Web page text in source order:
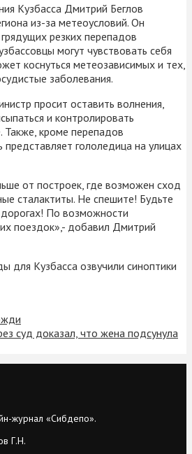
Кузбасса Дмитрий Беглов
из-за метеоусловий. Он
резких перепадов
могут чувствовать себя
коснуться метеозависимых и тех,
заболевания.
просит оставить волнения,
и контролировать
Также, кроме перепадов
представляет гололедица на улицах
от построек, где возможен сход
сталактиты. Не спешите! Будьте
По возможности
поездок»,- добавил Дмитрий
для Кузбасса озвучили синоптики
суд доказал, что жена подсунула
журнал «Сибдепо».
Г.Н.